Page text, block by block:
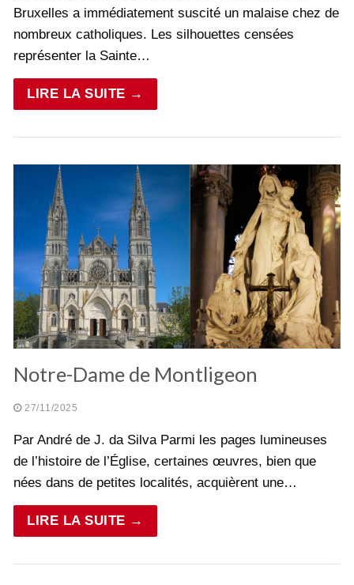
Bruxelles a immédiatement suscité un malaise chez de
nombreux catholiques. Les silhouettes censées
représenter la Sainte…
LIRE LA SUITE →
Notre-Dame de Montligeon
27/11/2025
Par André de J. da Silva Parmi les pages lumineuses
de l’histoire de l’Église, certaines œuvres, bien que
nées dans de petites localités, acquièrent une…
LIRE LA SUITE →